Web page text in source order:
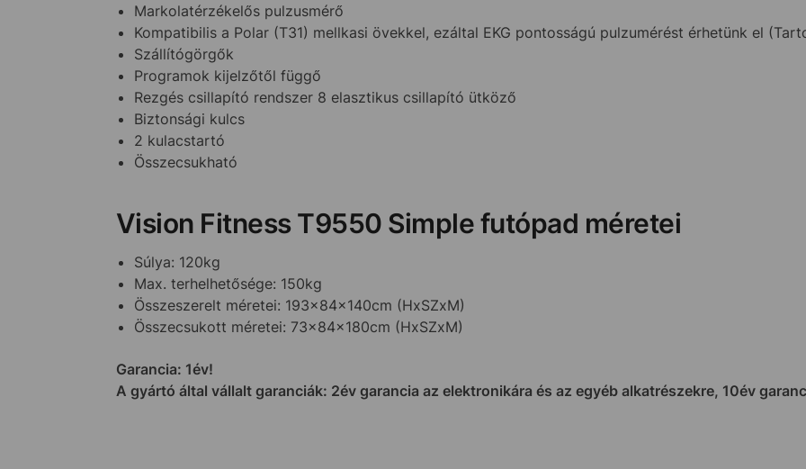
Markolatérzékelős pulzusmérő
Kompatibilis a Polar (T31) mellkasi övekkel, ezáltal EKG pontosságú pulzumérést érhetünk el
Szállítógörgők
Programok kijelzőtől függő
Rezgés csillapító rendszer 8 elasztikus csillapító ütköző
Biztonsági kulcs
2 kulacstartó
Összecsukható
Vision Fitness T9550 Simple futópad méretei
Súlya: 120kg
Max. terhelhetősége: 150kg
Összeszerelt méretei: 193x84x140cm (HxSZxM)
Összecsukott méretei: 73x84x180cm (HxSZxM)
Garancia: 1év!
A gyártó által vállalt garanciák: 2év garancia az elektronikára és az egyéb alkatrészekre, 10év